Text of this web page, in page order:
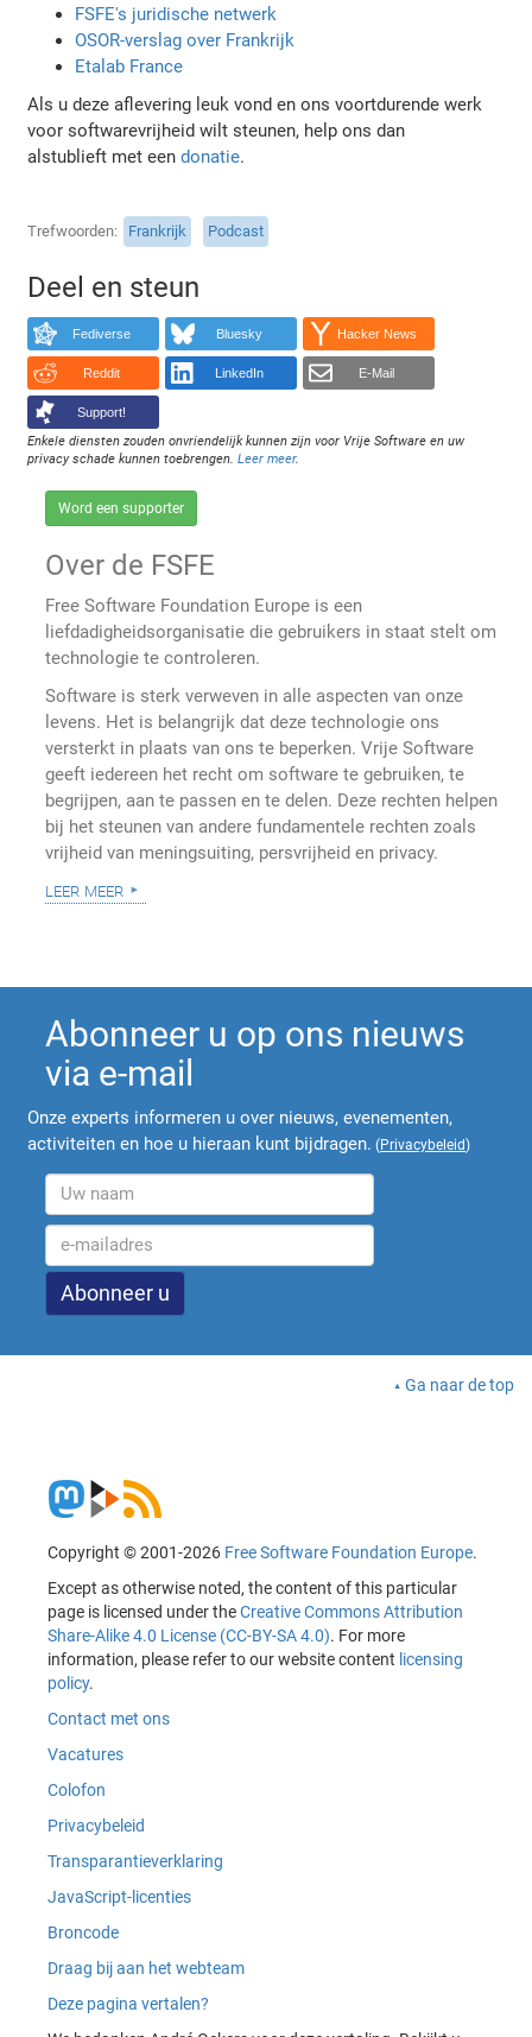
FSFE's juridische netwerk
OSOR-verslag over Frankrijk
Etalab France
Als u deze aflevering leuk vond en ons voortdurende werk
voor softwarevrijheid wilt steunen, help ons dan
alstublieft met eendonatie.
Trefwoorden Frankrijk Podcast
Deel en steun
Fediverse Bluesky Hacker News
Reddit LinkedIn E-Mail
Support!
Enkele diensten zouden onvriendelijk kunnen zijn voor Vrije Software en uw
privacy schade kunnen toebrengen.Leer meer.
Word een supporter
Over de FSFE
Free Software Foundation Europe is een
liefdadigheidsorganisatie die gebruikers in staat stelt om
technologie te controleren.
Software is sterk verweven in alle aspecten van onze
levens. Het is belangrijk dat deze technologie ons
versterkt in plaats van ons te beperken. Vrije Software
geeft iedereen het recht om software te gebruiken, te
begrijpen, aan te passen en te delen. Deze rechten helpen
bij het steunen van andere fundamentele rechten zoals
vrijheid van meningsuiting, persvrijheid en privacy.
leer meer
Abonneer u op ons nieuws
via e-mail
Onze experts informeren u over nieuws, evenementen,
activiteiten en hoe u hieraan kunt bijdragen. (Privacybeleid)
Ga naar de top
Copyright © 2001-2026 Free Software Foundation Europe.
Except as otherwise noted, the content of this particular
page is licensed under theCreative Commons Attribution
Share-Alike 4.0 License (CC-BY-SA 4.0). For more
information, please refer to our website content licensing
policy.
Contact met ons
Vacatures
Colofon
Privacybeleid
Transparantieverklaring
JavaScript-licenties
Broncode
Draag bij aan het webteam
Deze pagina vertalen?